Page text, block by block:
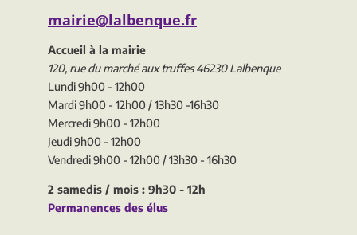
mairie@lalbenque.fr
Accueil à la mairie
120, rue du marché aux truffes 46230 Lalbenque
Lundi 9h00 - 12h00
Mardi 9h00 - 12h00 / 13h30 -16h30
Mercredi 9h00 - 12h00
Jeudi 9h00 - 12h00
Vendredi 9h00 - 12h00 / 13h30 - 16h30
2 samedis / mois : 9h30 - 12h
Permanences des élus